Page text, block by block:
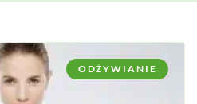
ODŻYWIANIE